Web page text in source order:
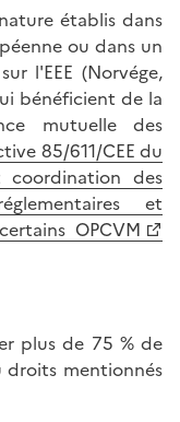
établis dans
ou dans un
l'EEE (Norvége,
bénéficient de la
mutuelle des
85/611/CEE du
des
et
OPCVM
plus de 75 % de
droits mentionnés